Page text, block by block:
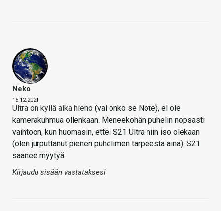
Neko
15.12.2021
Ultra on kyllä aika hieno (vai onko se Note), ei ole
kamerakuhmua ollenkaan. Meneeköhän puhelin nopsasti
vaihtoon, kun huomasin, ettei S21 Ultra niin iso olekaan
(olen jurputtanut pienen puhelimen tarpeesta aina). S21
saanee myytyä.
Kirjaudu sisään vastataksesi